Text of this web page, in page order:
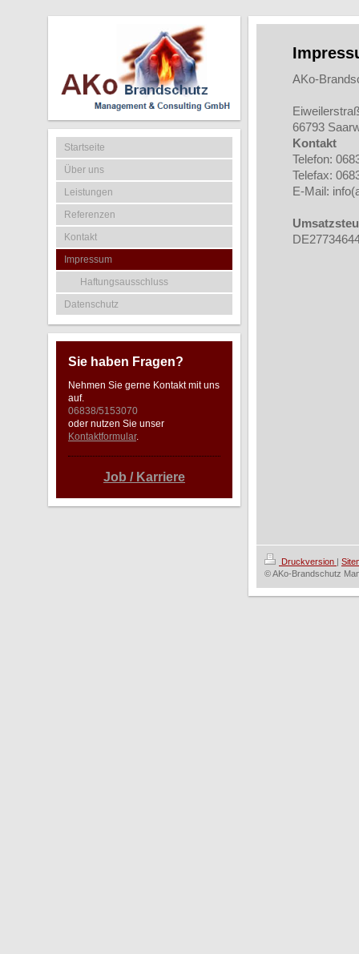
Startseite
Über uns
Leistungen
Referenzen
Kontakt
Impressum
Haftungsausschluss
Datenschutz
Sie haben Fragen?
Nehmen Sie gerne Kontakt mit uns
auf.
06838/5153070
oder nutzen Sie unser
Kontaktformular.
Job / Karriere
AKo-
66793
Kontakt
Telefon:
Telefax:
E-Mail:
Druckversion |
© AKo-Brandschutz